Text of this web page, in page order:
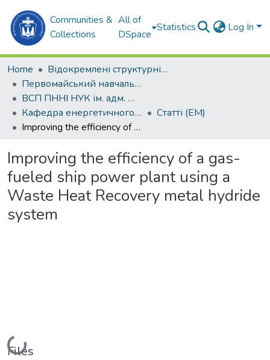
Communities &
Collections
All of
DSpace
Statistics Log In
Home
Відокремлені структурні підрозділи НУК ім. адм. Макарова
Первомайський навчально-науковий інститут НУК ім. адм. Макарова (ПННІ НУК)
ВСП ПННІ НУК ім. адм. Макарова
Кафедра енергетичного машинобудування (ЕМ)
Статті (ЕМ)
Improving the efficiency of a gas-fueled ship power plant using a Waste Heat Recovery metal hydride system
Improving the efficiency of a gas-
fueled ship power plant using a
Waste Heat Recovery metal hydride
system
Loading...
Files